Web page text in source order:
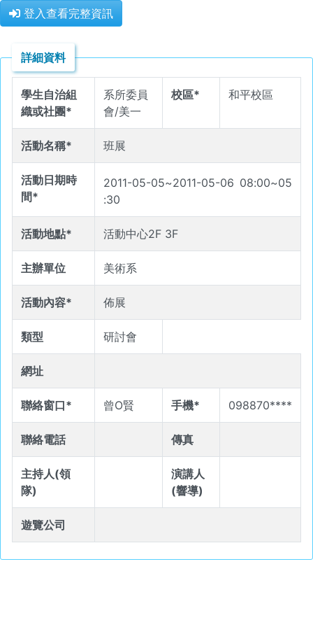
登入查看完整資訊
詳細資料
學生自治組
織或社團*
系所委員
會/美一
校區* 和平校區
活動名稱* 班展
活動日期時
間*
2011-05-05~2011-05-06 08:00~05
:30
活動地點* 活動中心2F 3F
主辦單位 美術系
活動內容* 佈展
類型 研討會
網址
聯絡窗口* 曾O賢 手機* 098870****
聯絡電話 傳真
主持人(領
隊)
演講人
(響導)
遊覽公司